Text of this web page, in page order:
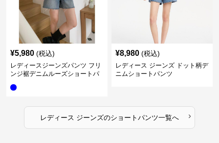
¥5,980 (税込)
レディースジーンズパンツ フリ
ンジ裾デニムルーズショートパ
¥8,980 (税込)
レディース ジーンズ ドット柄デ
ニムショートパンツ
レディース ジーンズのショートパンツ一覧へ ›